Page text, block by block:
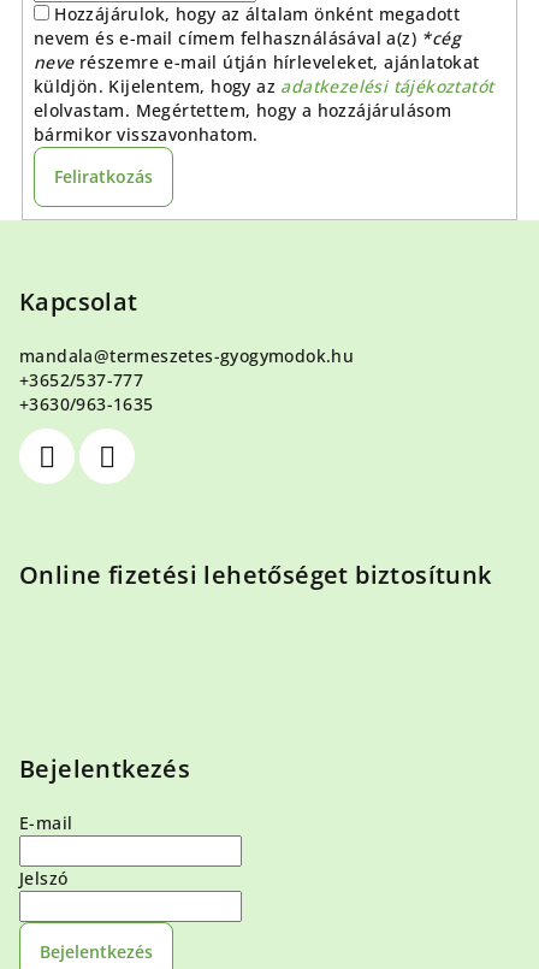
Hozzájárulok, hogy az általam önként megadott
nevem és e-mail címem felhasználásával a(z) *cég
neverészemre e-mail útján hírleveleket, ajánlatokat
küldjön. Kijelentem, hogy az adatkezelési tájékoztatót
elolvastam. Megértettem, hogy a hozzájárulásom
bármikor visszavonhatom.
Feliratkozás
Kapcsolat
mandala@termeszetes-gyogymodok.hu
+3652/537-777
+3630/963-1635
Online fizetési lehetőséget biztosítunk
Bejelentkezés
E-mail
Jelszó
Bejelentkezés